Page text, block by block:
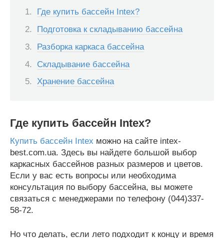
Где купить бассейн Intex?
Подготовка к складыванию бассейна
Разборка каркаса бассейна
Складывание бассейна
Хранение бассейна
Где купить бассейн Intex?
Купить бассейн Intex можно на сайте intex-
best.com.ua. Здесь вы найдете большой выбор
каркасных бассейнов разных размеров и цветов.
Если у вас есть вопросы или необходима
консультация по выбору бассейна, вы можете
связаться с менеджерами по телефону (044)337-
58-72.
Но что делать, если лето подходит к концу и время